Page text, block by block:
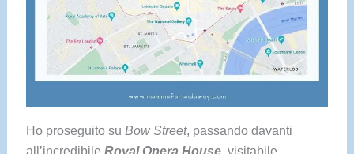
Ho proseguito su Bow Street, passando davanti
all’incredibile Royal Opera House, visitabile